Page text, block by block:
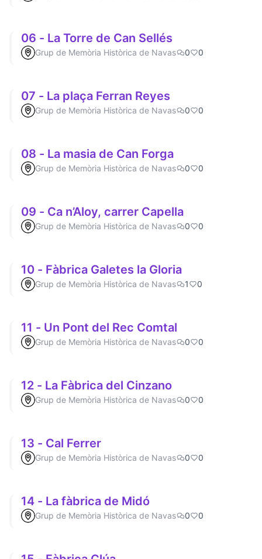
06 - La Torre de Can Sellés
Grup de Memòria Històrica de Navas 0 0
07 - La plaça Ferran Reyes
Grup de Memòria Històrica de Navas 0 0
08 - La masia de Can Forga
Grup de Memòria Històrica de Navas 0 0
09 - Ca n’Aloy, carrer Capella
Grup de Memòria Històrica de Navas 0 0
10 - Fàbrica Galetes la Gloria
Grup de Memòria Històrica de Navas 1 0
11 - Un Pont del Rec Comtal
Grup de Memòria Històrica de Navas 0 0
12 - La Fàbrica del Cinzano
Grup de Memòria Històrica de Navas 0 0
13 - Cal Ferrer
Grup de Memòria Històrica de Navas 0 0
14 - La fàbrica de Midó
Grup de Memòria Històrica de Navas 0 0